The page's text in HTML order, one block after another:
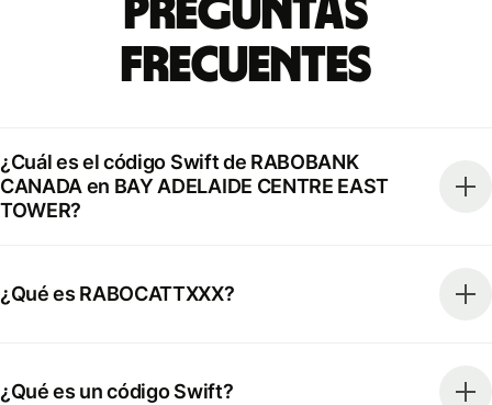
Preguntas
Frecuentes
¿Cuál es el código Swift de RABOBANK
CANADA en BAY ADELAIDE CENTRE EAST
TOWER?
¿Qué es RABOCATTXXX?
¿Qué es un código Swift?